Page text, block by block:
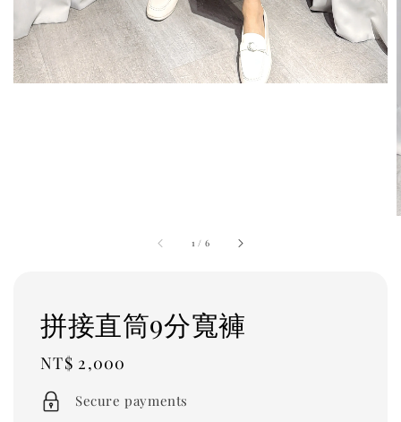
1 / 6
拼接直筒9分寬褲
Regular
price
NT$ 2,000
Secure payments